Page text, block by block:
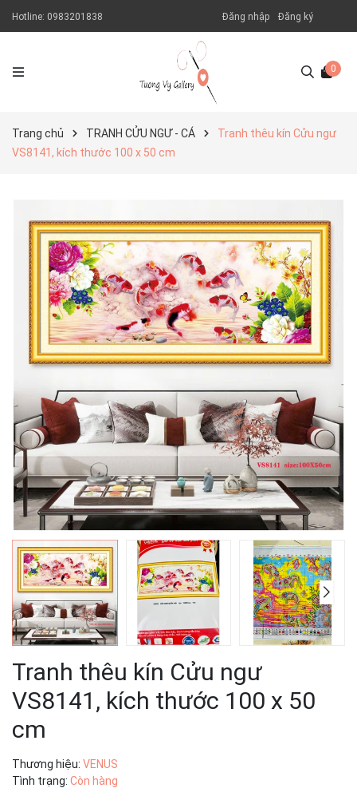
Hotline: 0983201838 Đăng nhập Đăng ký
0
Trang chủ TRANH CỬU NGƯ - CÁ
Tranh thêu kín Cửu ngư
VS8141, kích thước 100 x 50 cm
Tranh thêu kín Cửu ngư
VS8141, kích thước 100 x 50
cm
Thương hiệu: VENUS
Tình trạng: Còn hàng